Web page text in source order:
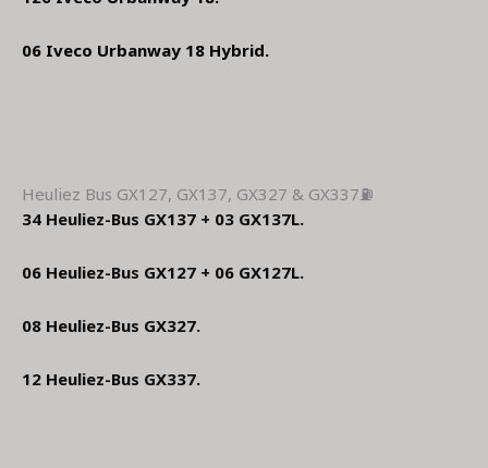
06 Iveco Urbanway 18 Hybrid.
Heuliez Bus GX127, GX137, GX327 & GX337⛽
34 Heuliez-Bus GX137 + 03 GX137L.
06 Heuliez-Bus GX127 + 06 GX127L.
08 Heuliez-Bus GX327.
12 Heuliez-Bus GX337.